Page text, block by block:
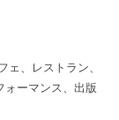
ェ、レストラン、
ォーマンス、出版